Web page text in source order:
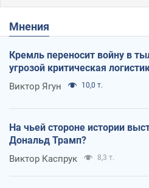
Мнения
Кремль переносит войну в
угрозой критическая
Виктор Ягун 10,0 т.
На чьей стороне истории
Дональд Трамп?
Виктор Каспрук 8,3 т.